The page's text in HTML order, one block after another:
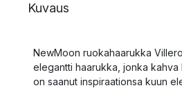
Kuvaus
NewMoon ruokahaarukka
elegantti haarukka, jonka
on saanut inspiraationsa kuun